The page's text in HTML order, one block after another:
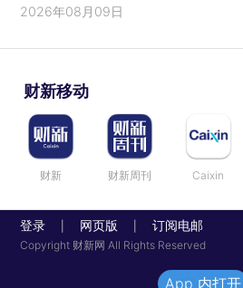
2026年08月09日
财新移动
财新 财新周刊 Caixin
登录 网页版 订阅电邮
Copyright 财新网 All Rights Reserved
App 内打开